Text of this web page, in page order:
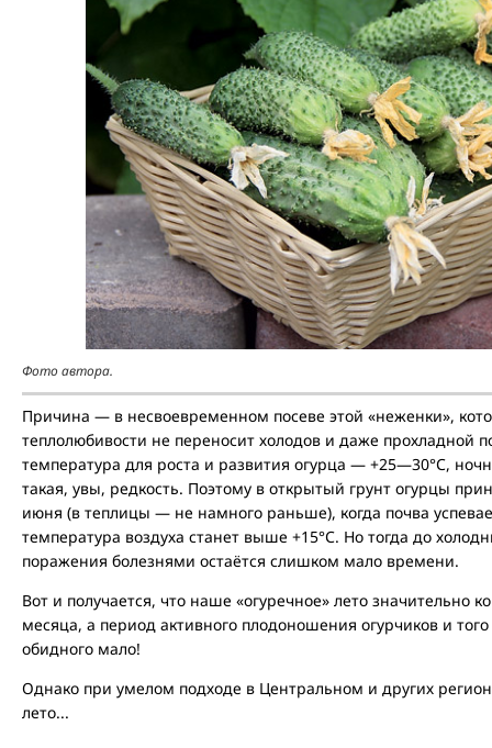
Фото автора.
Причина — в несвоевременном посеве этой «неженки»,
теплолюбивости не переносит холодов и даже прохладной
температура для роста и развития огурца — +25—30°С,
такая, увы, редкость. Поэтому в открытый грунт огурцы
июня (в теплицы — не намного раньше), когда почва
температура воздуха станет выше +15°С. Но тогда до
поражения болезнями остаётся слишком мало времени.
Вот и получается, что наше «огуречное» лето значительно
месяца, а период активного плодоношения огурчиков и
обидного мало!
Однако при умелом подходе в Центральном и других
лето...